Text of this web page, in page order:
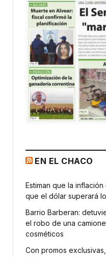
EN EL CHACO
Estiman que la
que el dólar superará
Barrio Barberan:
el robo de una
cosméticos
Con promos